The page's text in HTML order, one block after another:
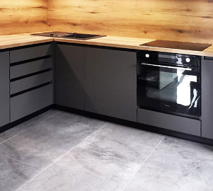
Okovi za
namještaj
Bicikli